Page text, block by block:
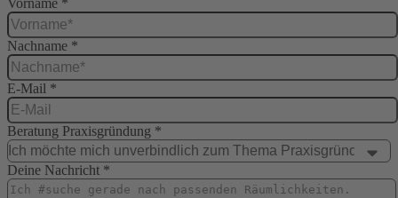
Vorname *
Nachname *
E-Mail *
Beratung Praxisgründung *
Deine Nachricht *